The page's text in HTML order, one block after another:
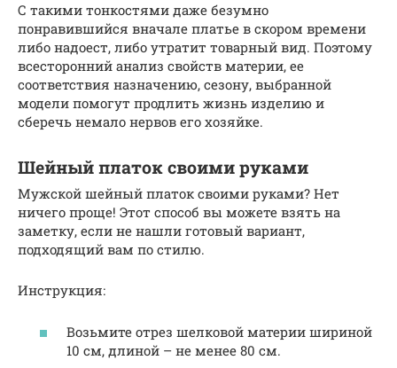
С такими тонкостями даже безумно
понравившийся вначале платье в скором времени
либо надоест, либо утратит товарный вид. Поэтому
всесторонний анализ свойств материи, ее
соответствия назначению, сезону, выбранной
модели помогут продлить жизнь изделию и
сберечь немало нервов его хозяйке.
Шейный платок своими руками
Мужской шейный платок своими руками? Нет
ничего проще! Этот способ вы можете взять на
заметку, если не нашли готовый вариант,
подходящий вам по стилю.
Инструкция:
Возьмите отрез шелковой материи шириной
10 см, длиной – не менее 80 см.